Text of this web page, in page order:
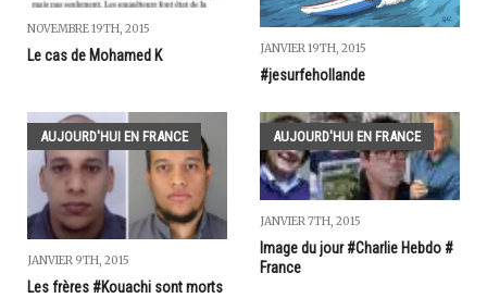
NOVEMBRE 19TH, 2015
Le cas de Mohamed K JANVIER 19TH, 2015
#jesurfehollande
AUJOURD'HUI EN FRANCE
JANVIER 9TH, 2015
Les frères #Kouachi sont morts
AUJOURD'HUI EN FRANCE
JANVIER 7TH, 2015
Image du jour #Charlie Hebdo #
France